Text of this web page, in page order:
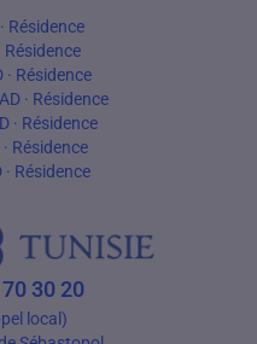
Résidence
Résidence
· Résidence
· Résidence
· Résidence
· Résidence
· Résidence
30 20
local)